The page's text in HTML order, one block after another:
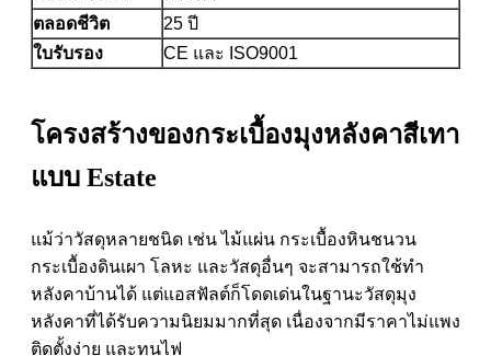
ตลอดชีวิต
25 ปี
ใบรับรอง
CE และ ISO9001
โครงสร้างของกระเบื้องมุงหลังคาสีเทา
แบบ Estate
แม้ว่าวัสดุหลายชนิด เช่น ไม้แผ่น กระเบื้องหินชนวน
กระเบื้องดินเผา โลหะ และวัสดุอื่นๆ จะสามารถใช้ทำ
หลังคาบ้านได้ แต่แอสฟัลต์ก็โดดเด่นในฐานะวัสดุมุง
หลังคาที่ได้รับความนิยมมากที่สุด เนื่องจากมีราคาไม่แพง
ติดตั้งง่าย และทนไฟ